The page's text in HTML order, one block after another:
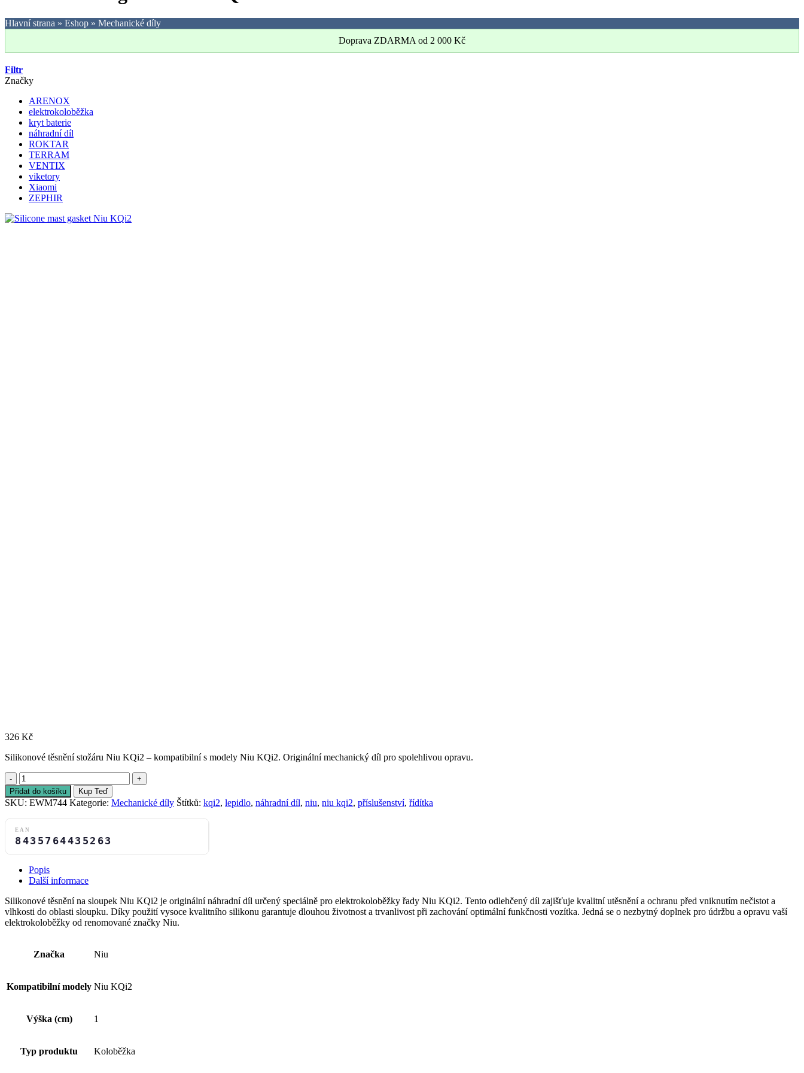
Hlavní strana » Eshop » Mechanické díly
Doprava ZDARMA od 2 000 Kč
Filtr
Značky
ARENOX
elektrokoloběžka
kryt baterie
náhradní díl
ROKTAR
TERRAM
VENTIX
viketory
Xiaomi
ZEPHIR
326 Kč
Silikonové těsnění stožáru Niu KQi2 – kompatibilní s modely Niu KQi2. Originální mechanický díl pro spolehlivou opravu.
Silicone
mast
gasket
Niu
množství
Přidat do košíku Kup Teď
SKU: EWM744 Kategorie: Mechanické díly Štítků: kqi2, lepidlo, náhradní díl, niu, niu kqi2, příslušenství, řídítka
EAN
8435764435263
Popis
Další informace
Silikonové těsnění na sloupek Niu KQi2 je originální náhradní díl určený speciálně pro elektrokoloběžky řady Niu KQi2. Tento odlehčený díl zajišťuje kvalitní utěsnění a ochranu před vniknutím nečistot a
vlhkosti do oblasti sloupku. Díky použití vysoce kvalitního silikonu garantuje dlouhou životnost a trvanlivost při zachování optimální funkčnosti vozítka. Jedná se o nezbytný doplnek pro údržbu a opravu vaší
elektrokoloběžky od renomované značky Niu.
Značka Niu
Kompatibilní modely Niu KQi2
Výška (cm) 1
Typ produktu Koloběžka